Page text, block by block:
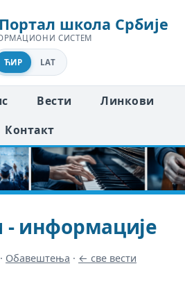
школа Србије
СИСТЕМ
ЋИР LAT
Вести
Линкови
Контакт
- информације
· Обавештења · ← све вести